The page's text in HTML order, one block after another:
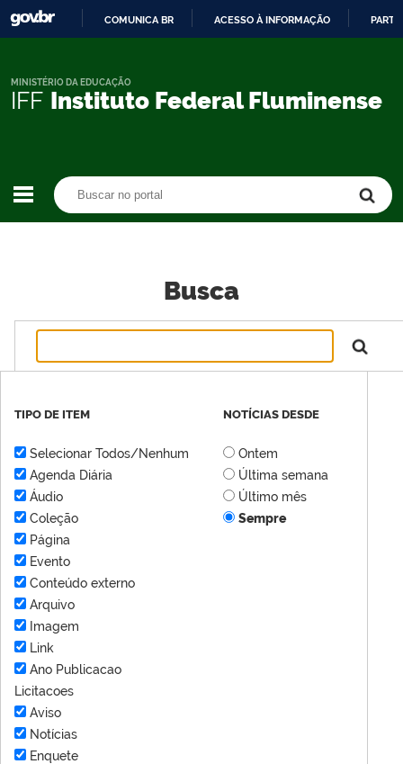
CONTEÚDO
COMUNICA BR ACESSO À INFORMAÇÃO
IFF Instituto Federal Fluminense
MINISTÉRIO DA EDUCAÇÃO
Busca
TIPO DE ITEM
Selecionar Todos/Nenhum
Agenda Diária
Áudio
Coleção
Página
Evento
Conteúdo externo
Arquivo
Imagem
Link
Ano Publicacao
Licitacoes
Aviso
Notícias
Enquete
NOTÍCIAS DESDE
Ontem
Última semana
Último mês
Sempre